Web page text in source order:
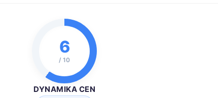
6
/ 10
DYNAMIKA CEN